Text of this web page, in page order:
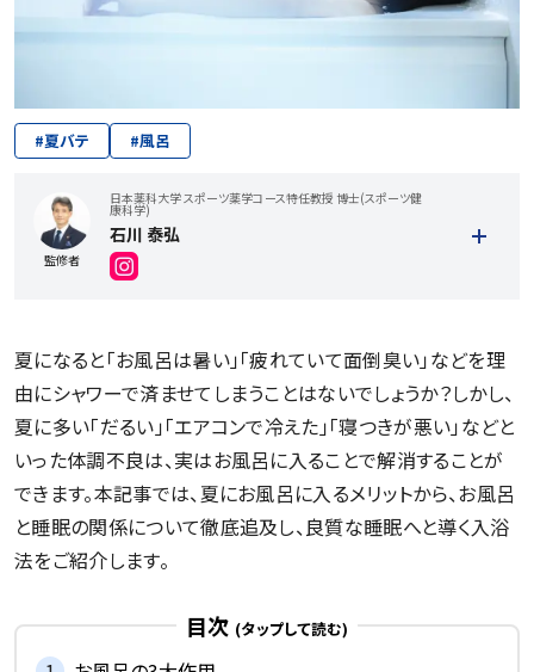
#夏バテ #風呂
監修者
日本薬科大学 スポーツ薬学コース特任教授 博士(スポーツ健
康科学)
石川 泰弘
記事一覧を見る
夏になると「お⾵呂は暑い」「疲れていて面倒臭い」などを理
由にシャワーで済ませてしまうことはないでしょうか？しかし、
夏に多い「だるい」「エアコンで冷えた」「寝つきが悪い」などと
いった体調不良は、実はお風呂に入ることで解消することが
できます。本記事では、夏にお風呂に入るメリットから、お風呂
と睡眠の関係について徹底追及し、良質な睡眠へと導く入浴
法をご紹介します。
目次